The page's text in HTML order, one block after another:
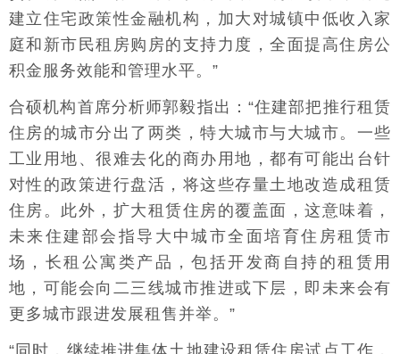
建立住宅政策性金融机构，加大对城镇中低收入家
庭和新市民租房购房的支持力度，全面提高住房公
积金服务效能和管理水平。”
合硕机构首席分析师郭毅指出：“住建部把推行租赁
住房的城市分出了两类，特大城市与大城市。一些
工业用地、很难去化的商办用地，都有可能出台针
对性的政策进行盘活，将这些存量土地改造成租赁
住房。此外，扩大租赁住房的覆盖面，这意味着，
未来住建部会指导大中城市全面培育住房租赁市
场，长租公寓类产品，包括开发商自持的租赁用
地，可能会向二三线城市推进或下层，即未来会有
更多城市跟进发展租售并举。”
“同时，继续推进集体土地建设租赁住房试点工作，